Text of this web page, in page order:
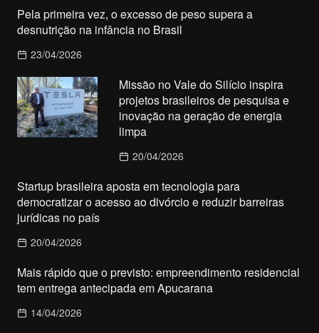
Pela primeira vez, o excesso de peso supera a
desnutrição na infância no Brasil
23/04/2026
Missão no Vale do Silício inspira
projetos brasileiros de pesquisa e
inovação na geração de energia
limpa
20/04/2026
Startup brasileira aposta em tecnologia para
democratizar o acesso ao divórcio e reduzir barreiras
jurídicas no país
20/04/2026
Mais rápido que o previsto: empreendimento residencial
tem entrega antecipada em Apucarana
14/04/2026